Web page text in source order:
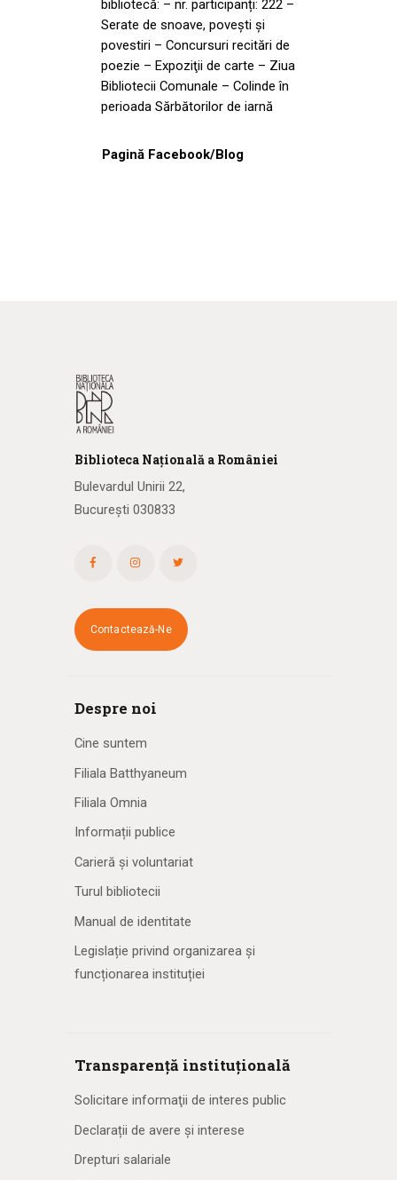
bibliotecă: – nr. participanți: 222 –
Serate de snoave, povești și
povestiri – Concursuri recitări de
poezie – Expoziţii de carte – Ziua
Bibliotecii Comunale – Colinde în
perioada Sărbătorilor de iarnă
Pagină Facebook/Blog
Biblioteca Națională a României
Bulevardul Unirii 22,
București 030833
Contactează-Ne
Despre noi
Cine suntem
Filiala Batthyaneum
Filiala Omnia
Informații publice
Carieră și voluntariat
Turul bibliotecii
Manual de identitate
Legislație privind organizarea și
funcționarea instituției
Transparență instituțională
Solicitare informaţii de interes public
Declarații de avere și interese
Drepturi salariale